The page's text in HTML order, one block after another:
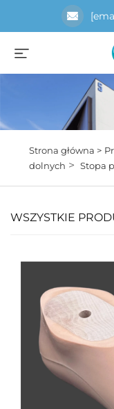
Strona główna >
dolnych > Stopa
WSZYSTKIE